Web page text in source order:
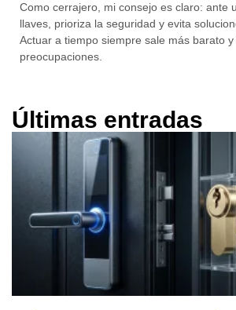
Como cerrajero, mi consejo es claro: ante
llaves , prioriza la seguridad y evita
Actuar a tiempo siempre sale más barato
preocupaciones.
Últimas entradas